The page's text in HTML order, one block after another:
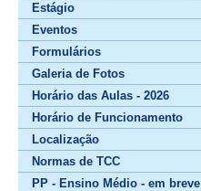
Estágio
Eventos
Formulários
Galeria de Fotos
Horário das Aulas - 2026
Horário de Funcionamento
Localização
Normas de TCC
PP - Ensino Médio - em breve